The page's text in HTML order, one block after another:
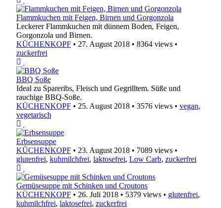
Flammkuchen mit Feigen, Birnen und Gorgonzola
Leckerer Flammkuchen mit dünnem Boden, Feigen,
Gorgonzola und Birnen.
KÜCHENKOPF • 27. August 2018 • 8364 views •
zuckerfrei
BBQ Soße
Ideal zu Spareribs, Fleisch und Gegrilltem. Süße und
rauchige BBQ-Soße.
KÜCHENKOPF • 25. August 2018 • 3576 views • vegan,
vegetarisch
Erbsensuppe
KÜCHENKOPF • 23. August 2018 • 7089 views •
glutenfrei, kuhmilchfrei, laktosefrei, Low Carb, zuckerfrei
Gemüsesuppe mit Schinken und Croutons
KÜCHENKOPF • 26. Juli 2018 • 5379 views • glutenfrei,
kuhmilchfrei, laktosefrei, zuckerfrei